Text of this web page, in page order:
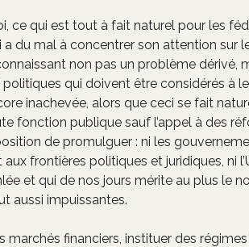
ce qui est tout à fait naturel pour les
du mal à concentrer son attention sur
non pas un problème dérivé,
qui doivent être considérés à
inachevée, alors que ceci se fait
fonction publique sauf l’appel à des
de promulguer : ni les
frontières politiques et juridiques, ni
et qui de nos jours mérite au plus le
aussi impuissantes.
marchés financiers, instituer des